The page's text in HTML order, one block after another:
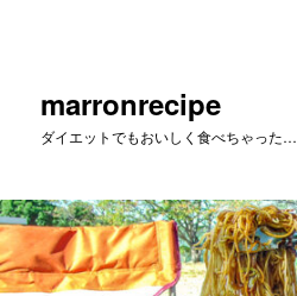
へ
移
動
marronrecipe
ダイエットでもおいしく食べちゃった…